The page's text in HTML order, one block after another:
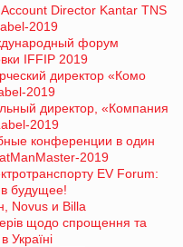
Director Kantar TNS
2019
форум
IFFIP 2019
директор «Комо
2019
директор, «Компания
2019
конференции в один
2019
EV Forum:
будущее!
Novus и Billa
щодо спрощення та
Україні